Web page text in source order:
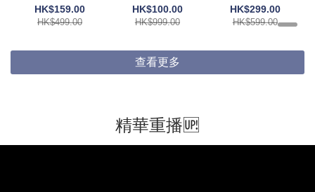
筋腰 腰25-31
HIP40 長40.5
HK$159.00
HK$499.00
根褲 腰26-30
長15 HiP38
HK$100.00
HK$999.00
$599 [ DP]
HK$299.00
HK$599.00
查看更多
精華重播🆙